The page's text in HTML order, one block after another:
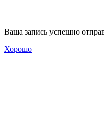
Ваша запись успешно
Хорошо